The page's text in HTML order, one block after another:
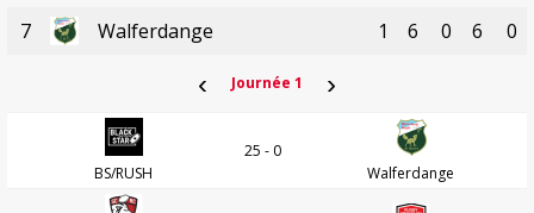
7
Walferdange 1 6 0 6 0
‹ Journée 1 ›
BS/RUSH
25 - 0
Walferdange